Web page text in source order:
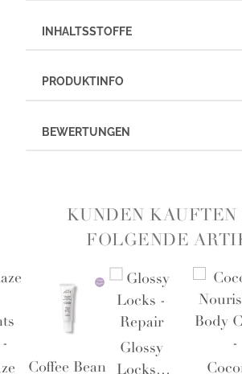
INHALTSSTOFFE
PRODUKTINFO
BEWERTUNGEN
KUNDEN KAUFTEN
FOLGENDE
Coffee Bean
Glossy
Locks -